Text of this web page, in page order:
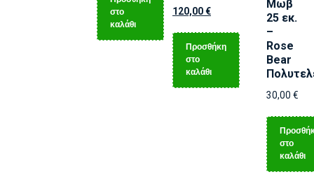
στο
καλάθι
120,00€
Προσθήκη
στο
καλάθι
Μωβ
25 εκ.
–
Rose
Bear
30,00 €
στο
καλάθι